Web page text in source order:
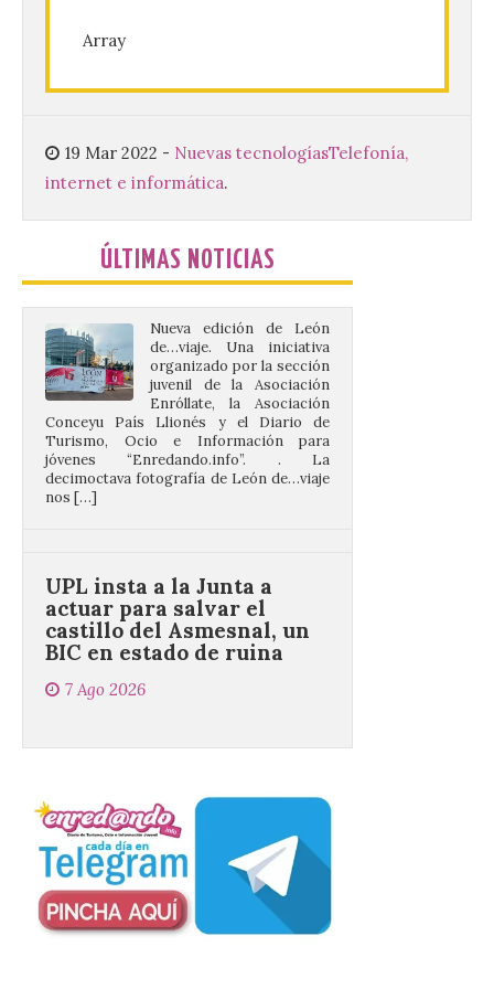
Array
19 Mar 2022 - Nuevas tecnologíasTelefonía,
internet e informática.
ÚLTIMAS NOTICIAS
La decimoctava fotografía
Parlamento Europeo en
Estrasburgo.
Nueva edición de León
organizado por la sección
juvenil de la Asociación
Enróllate, la Asociación
Conceyu País Llionés y el Diario de
Turismo, Ocio e Información para
jóvenes “Enredando.info”. . La
decimoctava fotografía de León de…viaje
nos […]
castillo del Asmesnal, un
BIC en estado de ruina
7 Ago 2026
desde 1949. Los
contacte cuanto antes con los
propietarios para exigirles medidas
inmediatas que frenen el deterioro y el
riesgo de colapso. Los procuradores de
Unión del Pueblo […]